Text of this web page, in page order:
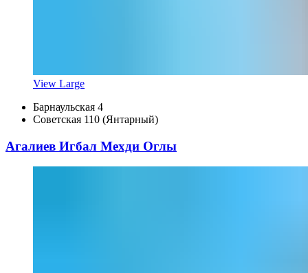
View Large
Барнаульская 4
Советская 110 (Янтарный)
Агалиев Игбал Мехди Оглы